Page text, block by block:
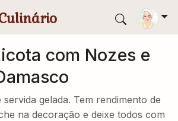
com Nozes e
gelada. Tem rendimento de
na decoração e deixe todos com